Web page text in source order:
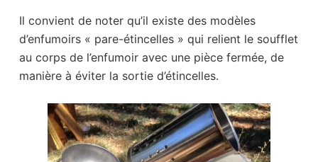
Il convient de noter qu’il existe des modèles
d’enfumoirs « pare-étincelles » qui relient le soufflet
au corps de l’enfumoir avec une pièce fermée, de
manière à éviter la sortie d’étincelles.